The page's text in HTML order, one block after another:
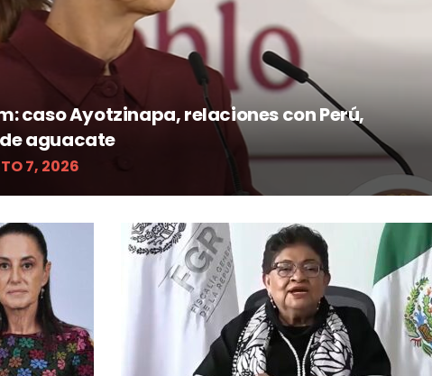
caso Ayotzinapa, relaciones con Perú,
aguacate
7, 2026